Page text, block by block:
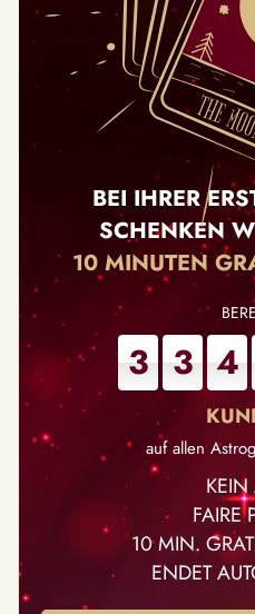
BEI IHRER
SCHENKEN
10 MINUTEN
3 3 4
auf allen
FAIRE
10 MIN.
ENDET